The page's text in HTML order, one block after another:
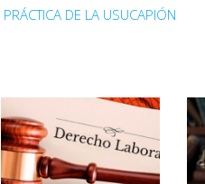
PRÁCTICA DE LA USUCAPIÓN